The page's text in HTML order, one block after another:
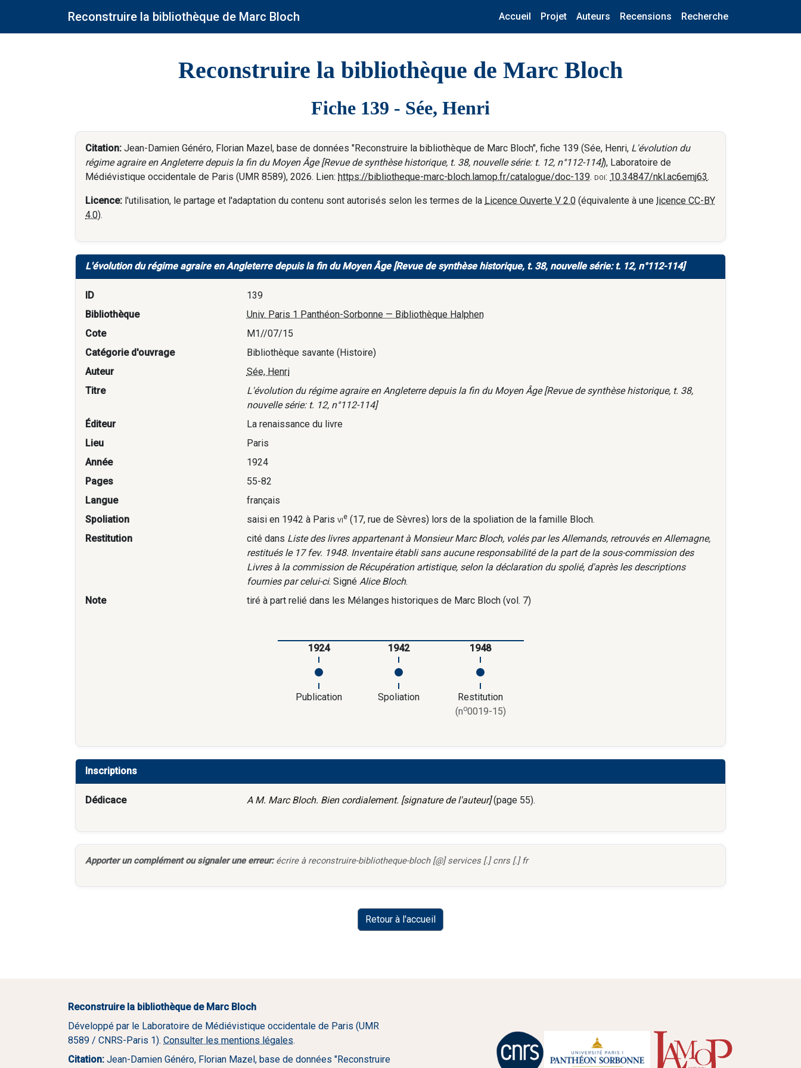
Reconstruire la bibliothèque de Marc Bloch Accueil Projet Auteurs Recensions Recherche
Reconstruire la bibliothèque de Marc Bloch
Fiche 139 - Sée, Henri
Citation: Jean-Damien Généro, Florian Mazel, base de données "Reconstruire la bibliothèque de Marc Bloch", fiche 139 (Sée, Henri, L'évolution du
régime agraire en Angleterre depuis la fin du Moyen Âge [Revue de synthèse historique, t. 38, nouvelle série: t. 12, n°112-114]), Laboratoire de
Médiévistique occidentale de Paris (UMR 8589), 2026. Lien: https://bibliotheque-marc-bloch.lamop.fr/catalogue/doc-139. doi: 10.34847/nkl.ac6emj63.
Licence: l'utilisation, le partage et l'adaptation du contenu sont autorisés selon les termes de la Licence Ouverte V 2.0 (équivalente à une licence CC-BY
4.0).
L'évolution du régime agraire en Angleterre depuis la fin du Moyen Âge [Revue de synthèse historique, t. 38, nouvelle série: t. 12, n°112-114]
ID
139
Bibliothèque
Univ. Paris 1 Panthéon-Sorbonne — Bibliothèque Halphen
Cote
M1//07/15
Catégorie d'ouvrage
Bibliothèque savante (Histoire)
Auteur
Sée, Henri
Titre
L'évolution du régime agraire en Angleterre depuis la fin du Moyen Âge [Revue de synthèse historique, t. 38,
nouvelle série: t. 12, n°112-114]
Éditeur
La renaissance du livre
Lieu
Paris
Année
1924
Pages
55-82
Langue
français
Spoliation
saisi en 1942 à Paris vie(17, rue de Sèvres) lors de la spoliation de la famille Bloch.
Restitution
cité dans Liste des livres appartenant à Monsieur Marc Bloch, volés par les Allemands, retrouvés en Allemagne,
restitués le 17 fev. 1948. Inventaire établi sans aucune responsabilité de la part de la sous-commission des
Livres à la commission de Récupération artistique, selon la déclaration du spolié, d'après les descriptions
fournies par celui-ci. Signé Alice Bloch.
Note
tiré à part relié dans les Mélanges historiques de Marc Bloch (vol. 7)
1924
Publication
1942
Spoliation
1948
Restitution
(no0019-15)
Inscriptions
Dédicace A M. Marc Bloch. Bien cordialement. [signature de l'auteur](page 55).
Apporter un complément ou signaler une erreur:écrire à reconstruire-bibliotheque-bloch [@] services [.] cnrs [.] fr
Retour à l'accueil
Reconstruire la bibliothèque de Marc Bloch
Développé par le Laboratoire de Médiévistique occidentale de Paris (UMR
8589 / CNRS-Paris 1). Consulter les mentions légales.
Citation: Jean-Damien Généro, Florian Mazel, base de données "Reconstruire